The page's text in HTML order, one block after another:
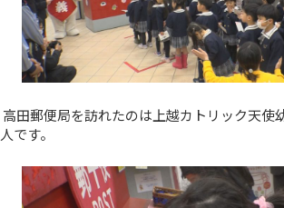
高田郵便局を訪れたのは上越カトリック天使
人です。